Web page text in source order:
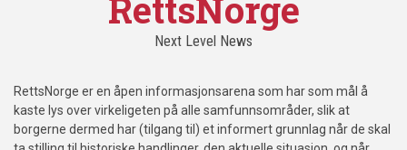
RettsNorge
Next Level News
RettsNorge er en åpen informasjonsarena som har som mål å
kaste lys over virkeligeten på alle samfunnsområder, slik at
borgerne dermed har (tilgang til) et informert grunnlag når de skal